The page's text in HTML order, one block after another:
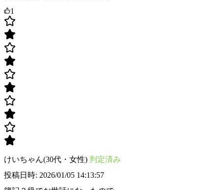
1
けいちゃん(30代・女性) 判定済み
投稿日時: 2026/01/05 14:13:57